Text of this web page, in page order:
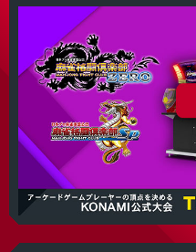
The 6th KAC 麻雀格闘倶